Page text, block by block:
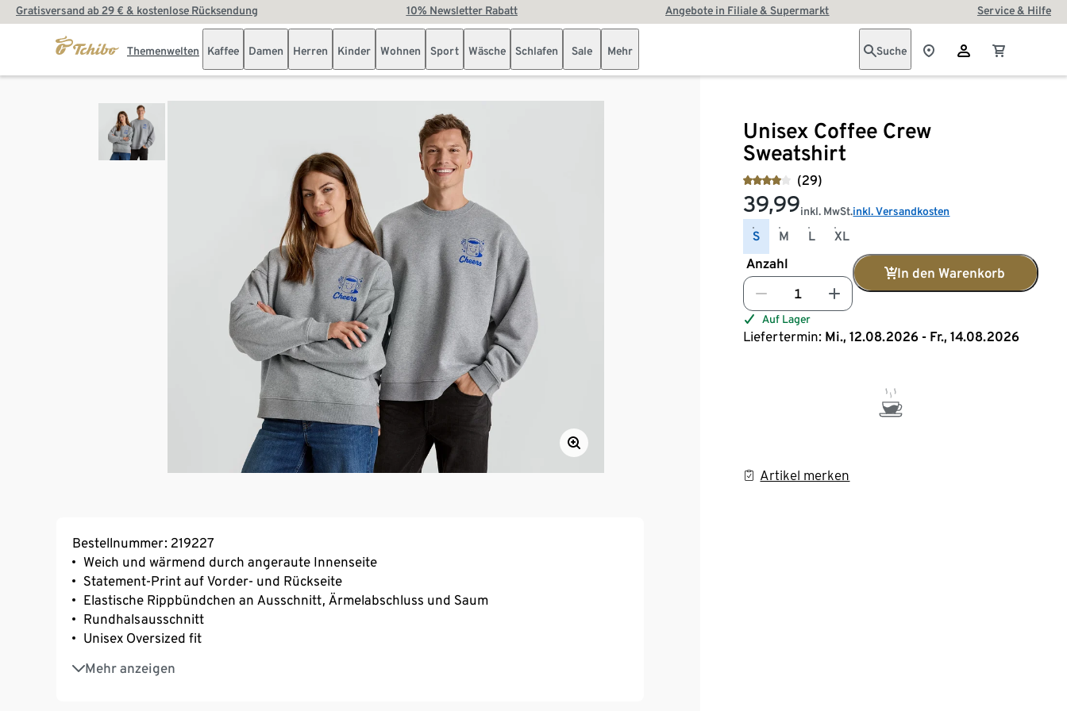
Gratisversand ab 29 € & kostenlose Rücksendung 10% Newsletter Rabatt Angebote in Filiale & Supermarkt Service & Hilfe
Themenwelten Kaffee Damen Herren Kinder Wohnen Sport Wäsche Schlafen Sale Mehr Suche
Unisex Coffee Crew
Sweatshirt
(29)
39,99inkl. MwSt.inkl. Versandkosten
S M L XL
Anzahl
In den Warenkorb
Auf Lager
Liefertermin: Mi., 12.08.2026 - Fr., 14.08.2026
Artikel merken
Bestellnummer: 219227
Weich und wärmend durch angeraute Innenseite
Statement-Print auf Vorder- und Rückseite
Elastische Rippbündchen an Ausschnitt, Ärmelabschluss und Saum
Rundhalsausschnitt
Unisex Oversized fit
Mehr anzeigen
Schwerere Stoffqualität: 350 gsm
GOTS organic, zertifiziert durch CERES-1057